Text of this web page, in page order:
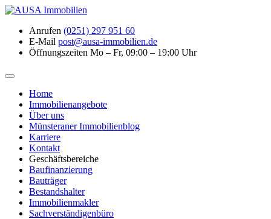
Anrufen (0251) 297 951 60
E-Mail post@ausa-immobilien.de
Öffnungszeiten Mo – Fr, 09:00 – 19:00 Uhr
Home
Immobilienangebote
Über uns
Münsteraner Immobilienblog
Karriere
Kontakt
Geschäftsbereiche
Baufinanzierung
Bauträger
Bestandshalter
Immobilienmakler
Sachverständigenbüro